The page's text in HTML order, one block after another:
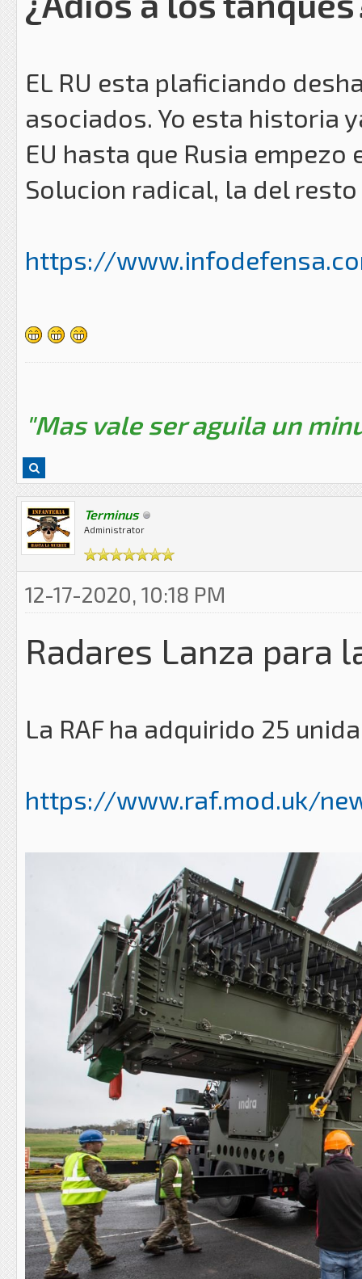
EL RU esta plaficiando
asociados. Yo esta historia
EU hasta que Rusia empezo
Solucion radical, la del
https://
"Mas vale ser aguila un
Terminus
Administrator
12-17-2020, 10:18 PM
Radares Lanza para
La RAF ha adquirido 25
https://www.raf.mod.uk/